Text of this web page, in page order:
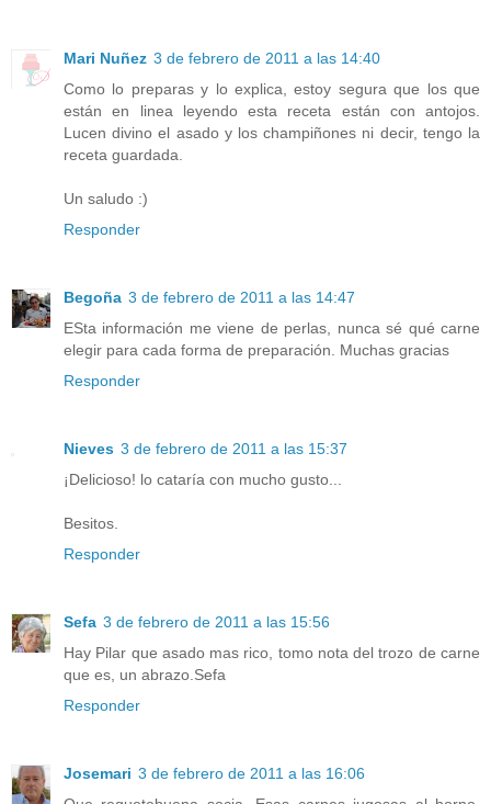
Mari Nuñez 3 de febrero de 2011 a las 14:40
Como lo preparas y lo explica, estoy segura que los que
están en linea leyendo esta receta están con antojos.
Lucen divino el asado y los champiñones ni decir, tengo la
receta guardada.
Un saludo :)
Responder
Begoña 3 de febrero de 2011 a las 14:47
ESta información me viene de perlas, nunca sé qué carne
elegir para cada forma de preparación. Muchas gracias
Responder
Nieves 3 de febrero de 2011 a las 15:37
¡Delicioso! lo cataría con mucho gusto...
Besitos.
Responder
Sefa 3 de febrero de 2011 a las 15:56
Hay Pilar que asado mas rico, tomo nota del trozo de carne
que es, un abrazo.Sefa
Responder
Josemari 3 de febrero de 2011 a las 16:06